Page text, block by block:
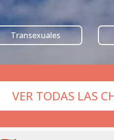
Transexuales
VER TODAS LAS